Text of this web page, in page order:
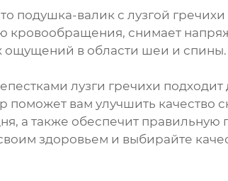
подушка-валик с лузгой
кровообращения, снимает
ощущений в области шеи и спины.
лузги гречихи
поможет вам улучшить качество
а также обеспечит
здоровьем и выбирайте